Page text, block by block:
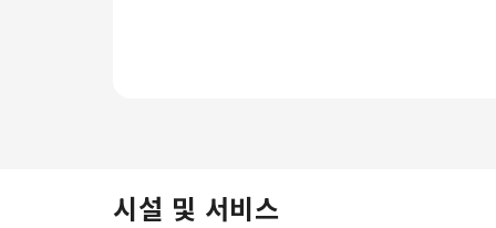
를 풀어보세요.
시설 및 서비스